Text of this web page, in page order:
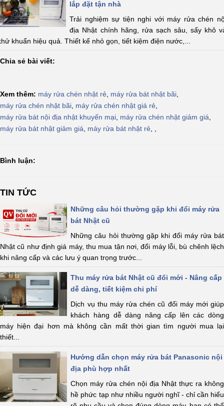
lắp đặt tận nhà
Trải nghiệm sự tiện nghi với máy rửa chén
địa Nhật chính hãng, rửa sạch sâu, sấy khô
khuẩn hiệu quả. Thiết kế nhỏ gọn, tiết kiệm điện nước,...
Chia sẻ bài viết:
Xem thêm: máy rửa chén nhật rẻ, máy rửa bát nhật bãi,
máy rửa chén nhật bãi, máy rửa chén nhật giá rẻ,
máy rửa bát nội địa nhật khuyến mại, máy rửa chén nhật giảm giá,
máy rửa bát nhật giảm giá, máy rửa bát nhật rẻ, ,
Bình luận:
TIN TỨC
Những câu hỏi thường gặp khi đổi máy rửa
bát Nhật cũ
Những câu hỏi thường gặp khi đổi máy rửa bát
Nhật cũ như định giá máy, thu mua tận nơi, đổi máy lỗi, bù chênh lệch
khi nâng cấp và các lưu ý quan trọng trước...
Thu máy rửa bát Nhật cũ đổi mới - Nâng cấp
dễ dàng, tiết kiệm chi phí
Dịch vụ thu máy rửa chén cũ đổi máy mới giúp
khách hàng dễ dàng nâng cấp lên các dòng
máy hiện đại hơn mà không cần mất thời gian tìm người mua lại
thiết...
Hướng dẫn chọn máy rửa bát Panasonic nội
địa phù hợp nhất
Chọn máy rửa chén nội địa Nhật thực ra không
hề phức tạp như nhiều người nghĩ - chỉ cần hiểu